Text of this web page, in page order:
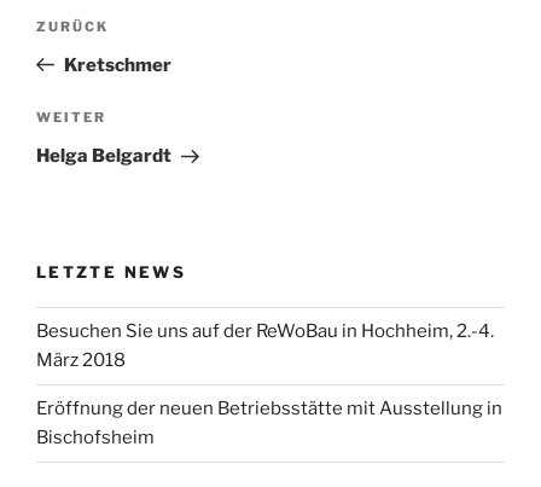
Beitragsnavigation
Vorheriger
Beitrag
ZURÜCK
Kretschmer
Nächster
Beitrag
WEITER
Helga Belgardt
LETZTE NEWS
Besuchen Sie uns auf der ReWoBau in Hochheim, 2.-4.
März 2018
Eröffnung der neuen Betriebsstätte mit Ausstellung in
Bischofsheim